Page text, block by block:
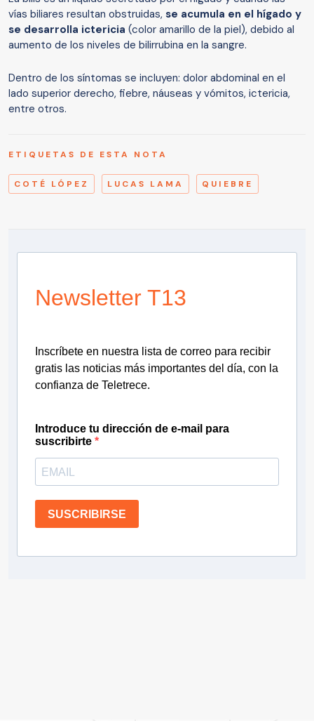
vías biliares resultan obstruidas, se acumula en el hígado y
se desarrolla ictericia (color amarillo de la piel), debido al
aumento de los niveles de bilirrubina en la sangre.
Dentro de los síntomas se incluyen: dolor abdominal en el
lado superior derecho, fiebre, náuseas y vómitos, ictericia,
entre otros.
ETIQUETAS DE ESTA NOTA
COTÉ LÓPEZ LUCAS LAMA QUIEBRE
Newsletter T13
Inscríbete en nuestra lista de correo para recibir
gratis las noticias más importantes del día, con la
confianza de Teletrece.
Introduce tu dirección de e-mail para
suscribirte
SUSCRIBIRSE